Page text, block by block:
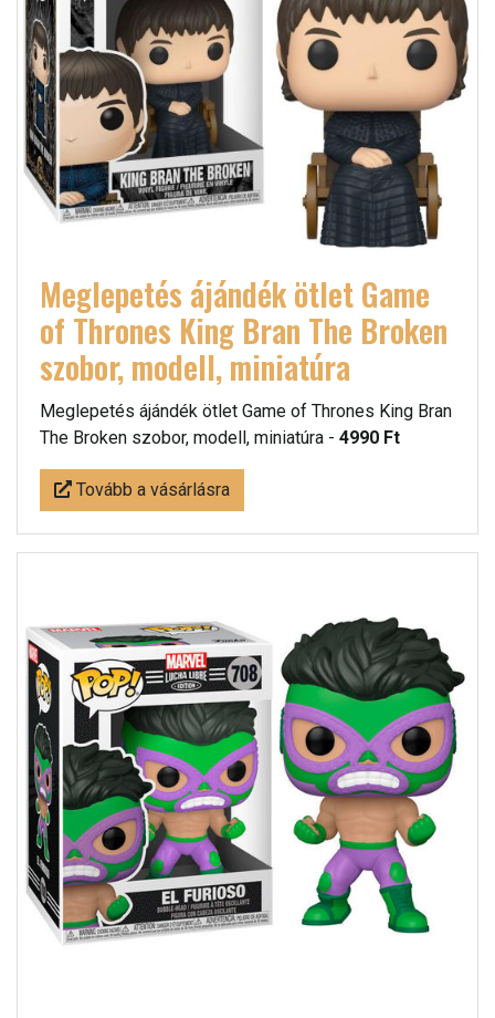
Meglepetés ájándék ötlet Game
of Thrones King Bran The Broken
szobor, modell, miniatúra
Meglepetés ájándék ötlet Game of Thrones King Bran
The Broken szobor, modell, miniatúra - 4990 Ft
Tovább a vásárlásra